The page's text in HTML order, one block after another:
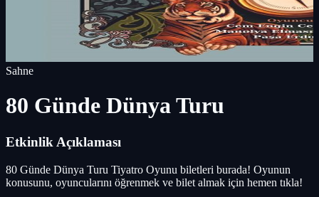
Sahne
80 Günde Dünya Turu
Etkinlik Açıklaması
80 Günde Dünya Turu Tiyatro Oyunu biletleri burada! Oyunun
konusunu, oyuncularını öğrenmek ve bilet almak için hemen tıkla!